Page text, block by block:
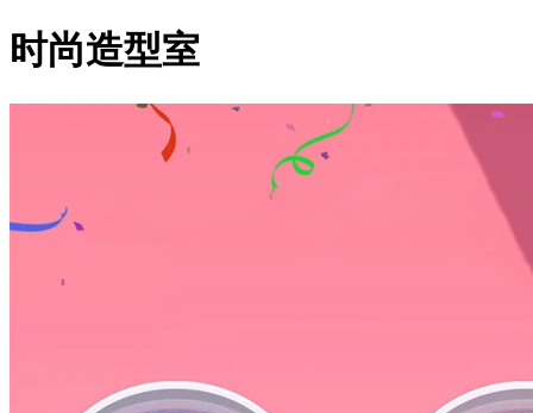
时尚造型室